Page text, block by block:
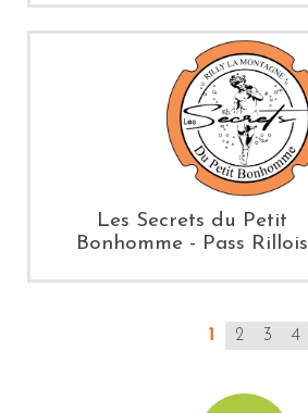
Les Secrets du Petit
Bonhomme - Pass Rillois
1 2 3 4